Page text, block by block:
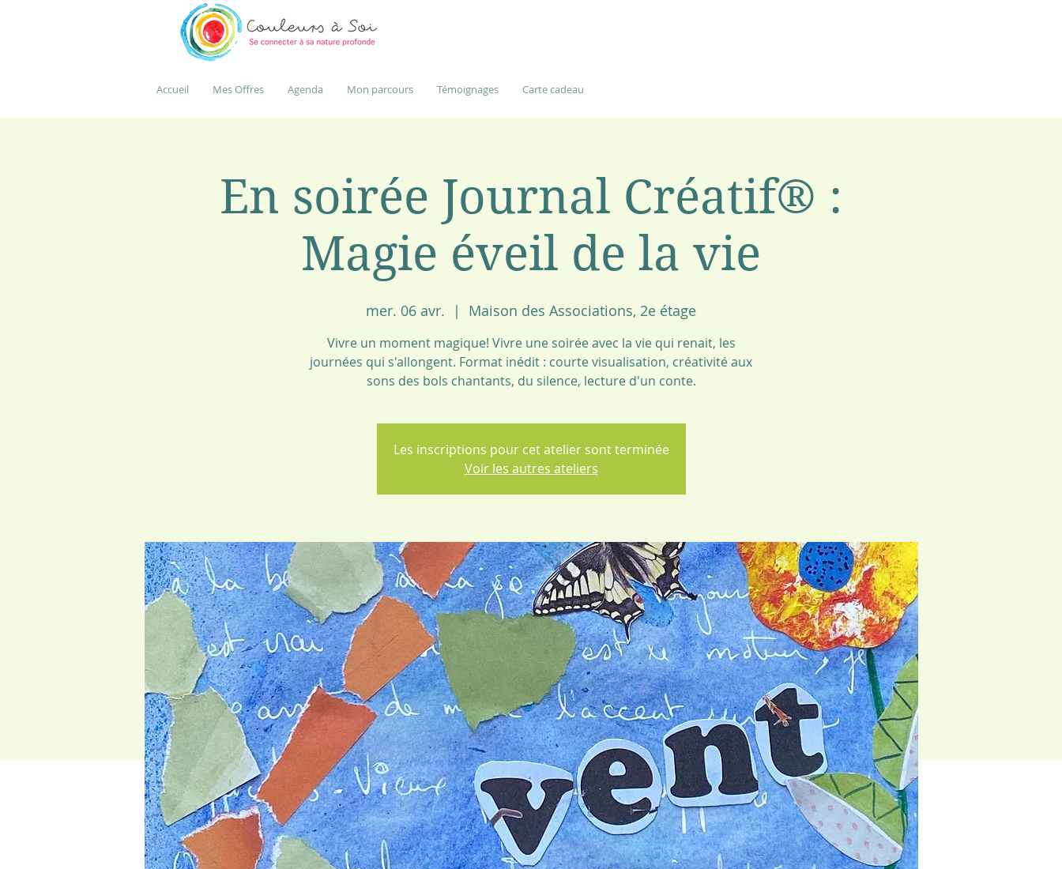
Accueil Mes Offres Agenda Mon parcours Témoignages Carte cadeau
En soirée Journal Créatif® :
Magie éveil de la vie
mer. 06 avr.
  |
Maison des Associations, 2e étage
Vivre un moment magique! Vivre une soirée avec la vie qui renait, les
journées qui s'allongent. Format inédit : courte visualisation, créativité aux
sons des bols chantants, du silence, lecture d'un conte.
Les inscriptions pour cet atelier sont terminée
Voir les autres ateliers